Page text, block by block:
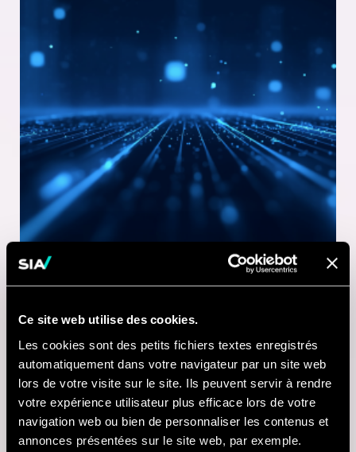
Ce site web utilise des cookies.
Les cookies sont des petits fichiers textes enregistrés
automatiquement dans votre navigateur par un site web
lors de votre visite sur le site. Ils peuvent servir à rendre
votre expérience utilisateur plus efficace lors de votre
navigation web ou bien de personnaliser les contenus et
annonces présentées sur le site web, par exemple.
Nausicaá modernise
sa billetterie digitale